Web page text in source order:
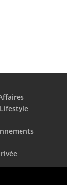
Lifestyle